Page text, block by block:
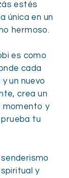
estés
única en un
hermoso.
es como
cada
un nuevo
crea un
momento y
tu
y